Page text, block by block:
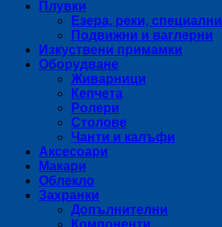
Плувки
Езера, реки, специални
Подвижни и ваглерни
Изкуствени примамки
Оборудване
Живарници
Кепчета
Ролери
Столове
Чанти и калъфи
Аксесоари
Макари
Облекло
Захранки
Допълнителни